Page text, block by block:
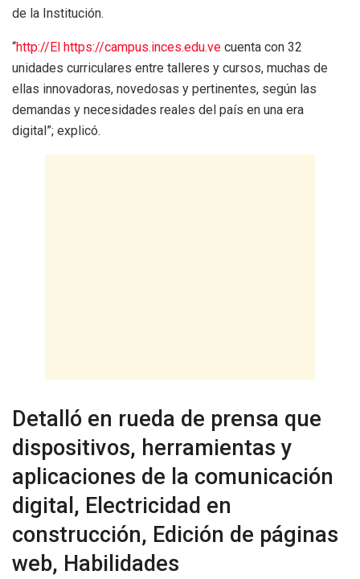
de la Institución.
“http://El https://campus.inces.edu.ve cuenta con 32
unidades curriculares entre talleres y cursos, muchas de
ellas innovadoras, novedosas y pertinentes, según las
demandas y necesidades reales del país en una era
digital”; explicó.
Detalló en rueda de prensa que
dispositivos, herramientas y
aplicaciones de la comunicación
digital, Electricidad en
construcción, Edición de páginas
web, Habilidades